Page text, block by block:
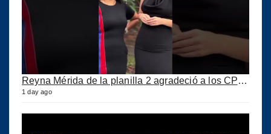
Reyna Mérida de la planilla 2 agradeció a los CPA por su confianza
1 day ago